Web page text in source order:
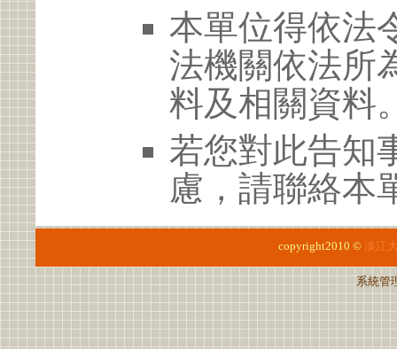
本單位得依法
法機關依法所
料及相關資料
若您對此告知
慮，請聯絡本
copyright2010 © 淡江
系統管